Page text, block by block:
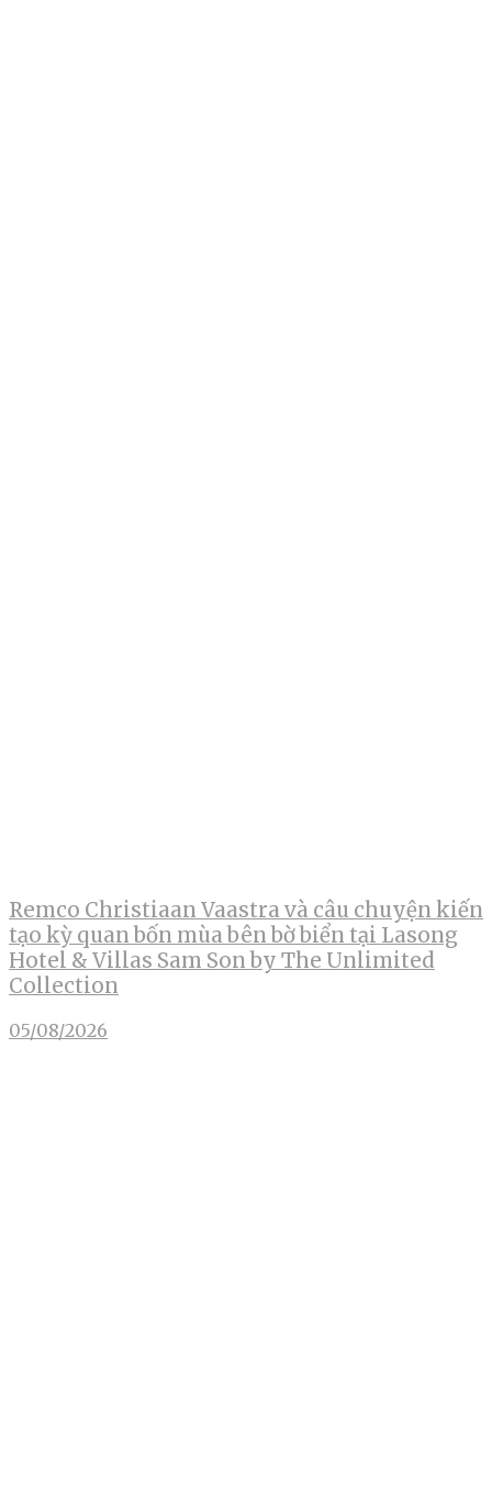
Remco Christiaan Vaastra và câu chuyện kiến
tạo kỳ quan bốn mùa bên bờ biển tại Lasong
Hotel & Villas Sam Son by The Unlimited
Collection
05/08/2026